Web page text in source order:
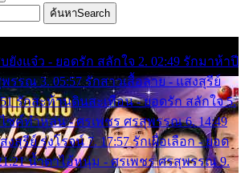
ค้นหาSearch
ยังแจ๋ว - ยอดรัก สลักใจ 2. 02:49 รักมาห้าปี
รรณ 3. 05:57 รักสาวเสื้อลาย - แสงสุรีย์
รักสะท้านดินสะเทือน - ยอดรัก สลักใจ 5.
ไซค์ทำหล่น - ศรเพชร ศรสุพรรณ 6. 14:49
งสุรีย์ รุ่งโรจน์ 7. 17:57 รักเผื่อเลือก - ยอด
น้ำตาไอ้หนุ่ม - ศรเพชร ศรสุพรรณ 9.